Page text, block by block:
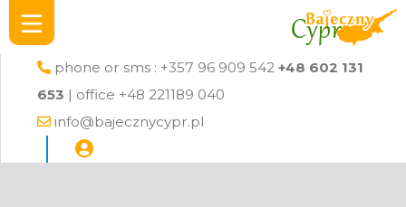
phone or sms : +357 96 909 542 +48 602 131
653 | office +48 221189 040
info@bajecznycypr.pl